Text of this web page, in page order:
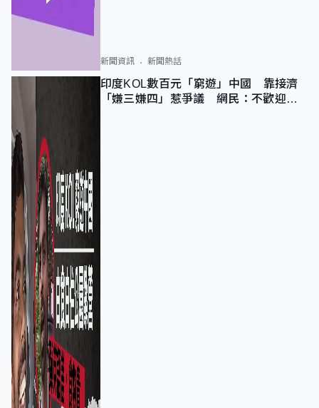
新聞資訊 新聞熱話
印度KOL數百元「窮遊」中國 靠接濟
「嫌三嫌四」惹爭議 網民：不歡迎劣